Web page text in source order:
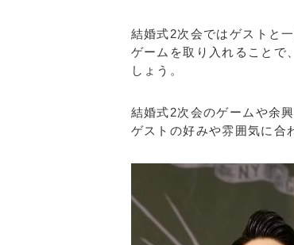
結婚式2次会ではゲストと
ゲームを取り入れることで
しょう。
結婚式2次会のゲームや余
ゲストの好みや雰囲気に合